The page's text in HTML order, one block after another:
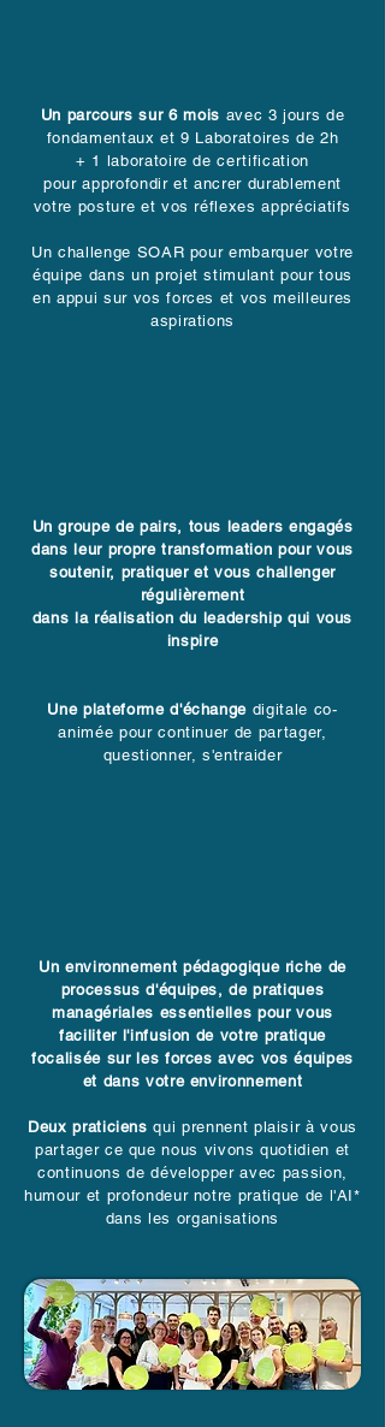
Un parcours sur 6 mois avec 3 jours de
fondamentaux et 9 Laboratoires de 2h
+ 1 laboratoire de certification
pour approfondir et ancrer durablement
votre posture et vos réflexes appréciatifs
Un challenge SOAR pour embarquer votre
équipe dans un projet stimulant pour tous
en appui sur vos forces et vos meilleures
aspirations
Un groupe de pairs, tous leaders engagés
dans leur propre transformation pour vous
soutenir, pratiquer et vous challenger
régulièrement
dans la réalisation du leadership qui vous
inspire
Une plateforme d'échange digitale co-
animée pour continuer de partager,
questionner, s'entraider
Un environnement pédagogique riche de
processus d'équipes, de pratiques
managériales essentielles pour vous
faciliter l'infusion de votre pratique
focalisée sur les forces avec vos équipes
et dans votre environnement
Deux praticiens qui prennent plaisir à vous
partager ce que nous vivons quotidien et
continuons de développer avec passion,
humour et profondeur notre pratique de l'AI*
dans les organisations